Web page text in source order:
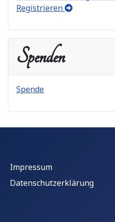
Registrieren
Spenden
Spende
Impressum
Datenschutzerklärung